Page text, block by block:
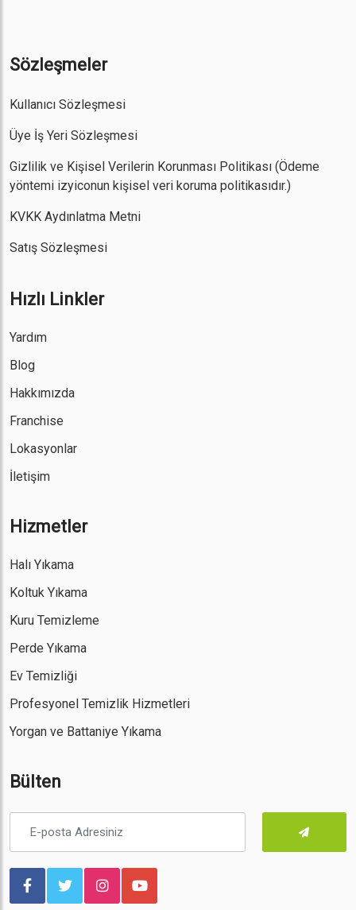
Sözleşmeler
Kullanıcı Sözleşmesi
Üye İş Yeri Sözleşmesi
Gizlilik ve Kişisel Verilerin Korunması Politikası (Ödeme
yöntemi izyiconun kişisel veri koruma politikasıdır.)
KVKK Aydınlatma Metni
Satış Sözleşmesi
Hızlı Linkler
Yardım
Blog
Hakkımızda
Franchise
Lokasyonlar
İletişim
Hizmetler
Halı Yıkama
Koltuk Yıkama
Kuru Temizleme
Perde Yıkama
Ev Temizliği
Profesyonel Temizlik Hizmetleri
Yorgan ve Battaniye Yıkama
Bülten